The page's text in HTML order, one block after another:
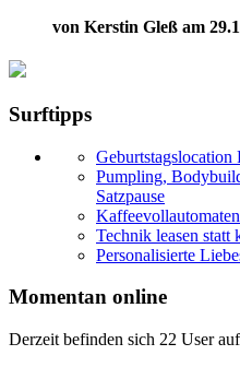
von Kerstin Gleß am
Surftipps
Geburtstagslocation
Pumpling,
Satzpause
Technik leasen statt
Personalisierte
Momentan online
Derzeit befinden sich 22 User